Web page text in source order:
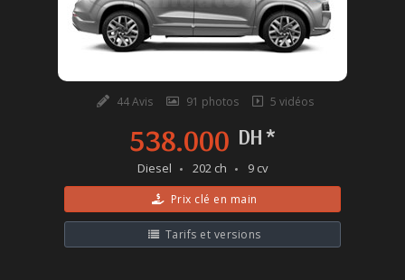
44 Avis 91 photos 5 vidéos
538.000 DH *
Diesel 202 ch 9 cv
Prix clé en main
Tarifs et versions